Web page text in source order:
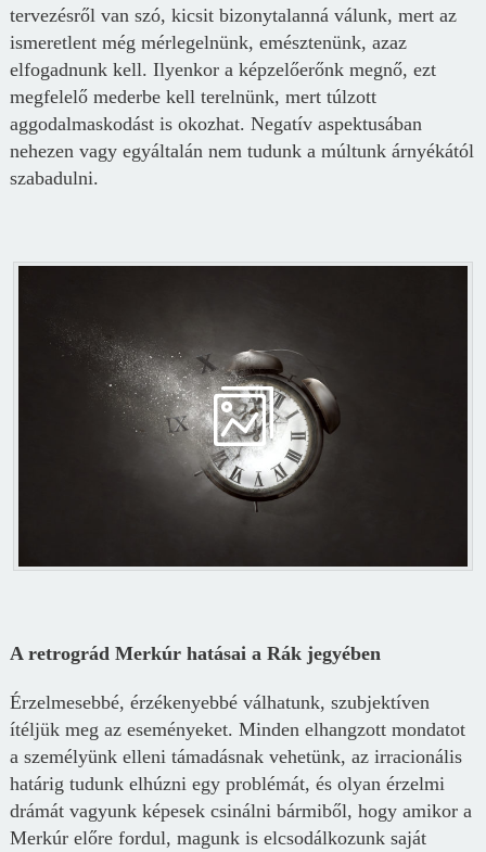
tervezésről van szó, kicsit bizonytalanná válunk, mert az
ismeretlent még mérlegelnünk, emésztenünk, azaz
elfogadnunk kell. Ilyenkor a képzelőerőnk megnő, ezt
megfelelő mederbe kell terelnünk, mert túlzott
aggodalmaskodást is okozhat. Negatív aspektusában
nehezen vagy egyáltalán nem tudunk a múltunk árnyékától
szabadulni.
A retrográd Merkúr hatásai a Rák jegyében
Érzelmesebbé, érzékenyebbé válhatunk, szubjektíven
ítéljük meg az eseményeket. Minden elhangzott mondatot
a személyünk elleni támadásnak vehetünk, az irracionális
határig tudunk elhúzni egy problémát, és olyan érzelmi
drámát vagyunk képesek csinálni bármiből, hogy amikor a
Merkúr előre fordul, magunk is elcsodálkozunk saját